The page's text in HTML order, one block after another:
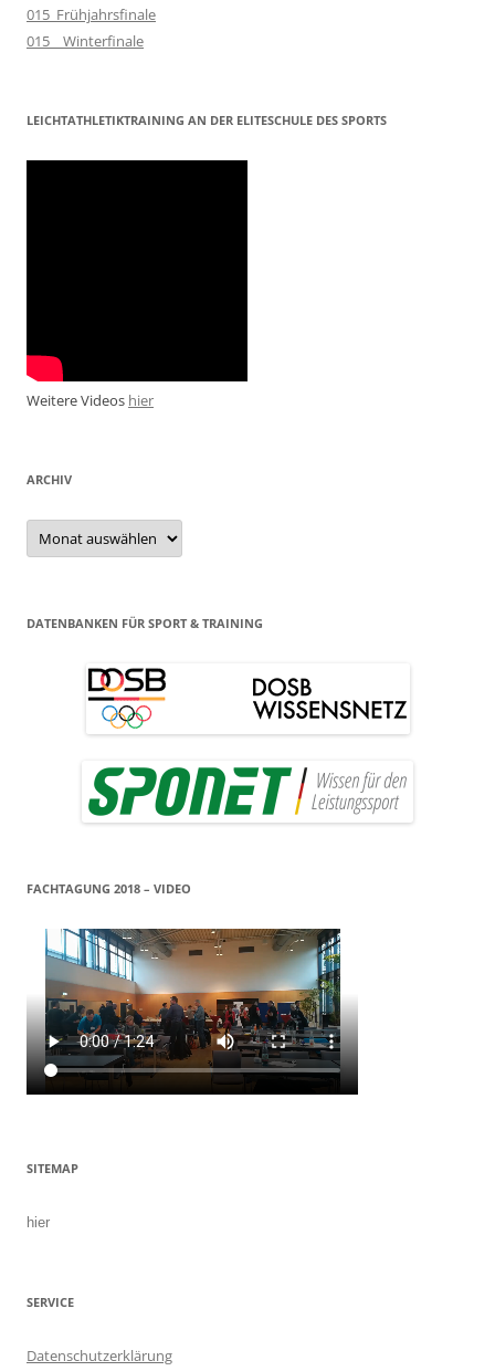
015_Frühjahrsfinale
015__Winterfinale
LEICHTATHLETIKTRAINING AN DER ELITESCHULE DES SPORTS
Weitere Videos hier
ARCHIV
Archiv
DATENBANKEN FÜR SPORT & TRAINING
FACHTAGUNG 2018 – VIDEO
SITEMAP
hier
SERVICE
Datenschutzerklärung